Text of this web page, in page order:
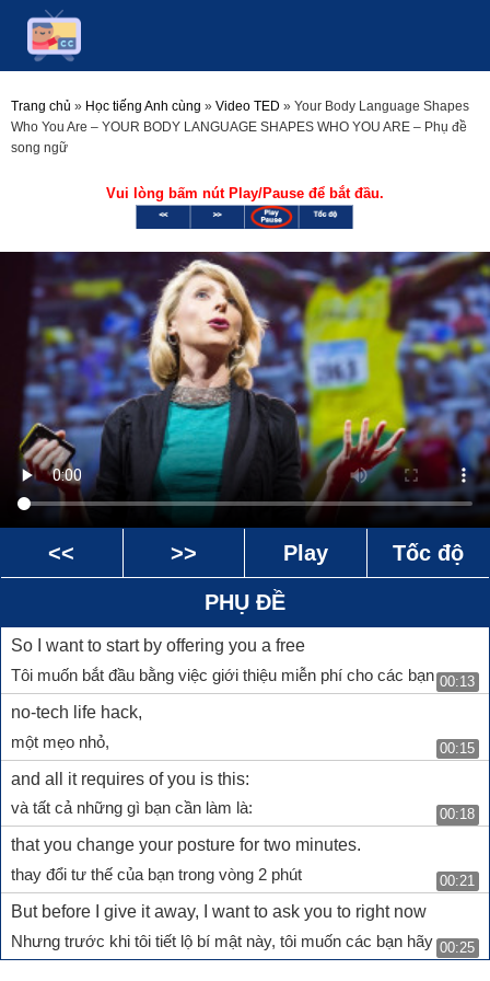
Trang chủ » Học tiếng Anh cùng » Video TED » Your Body Language Shapes
Who You Are – YOUR BODY LANGUAGE SHAPES WHO YOU ARE – Phụ đề
song ngữ
Vui lòng bấm nút Play/Pause để bắt đầu.
PHỤ ĐỀ
So I want to start by offering you a free
Tôi muốn bắt đầu bằng việc giới thiệu miễn phí cho các bạn 00:13
no-tech life hack,
một mẹo nhỏ,
00:15
and all it requires of you is this:
và tất cả những gì bạn cần làm là:
00:18
that you change your posture for two minutes.
thay đổi tư thế của bạn trong vòng 2 phút
00:21
But before I give it away, I want to ask you to right now
Nhưng trước khi tôi tiết lộ bí mật này, tôi muốn các bạn hãy 00:25
<< >> Play Tốc độ